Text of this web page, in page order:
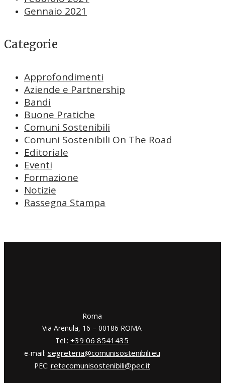
Gennaio 2021
Categorie
Approfondimenti
Aziende e Partnership
Bandi
Buone Pratiche
Comuni Sostenibili
Comuni Sostenibili On The Road
Editoriale
Eventi
Formazione
Notizie
Rassegna Stampa
​​Roma
Via Arenula, 16 – 00186 ROMA
Tel.: +39 06 8541435
e-mail: segreteria@comunisostenibili.eu
PEC: retecomunisostenibili@pec.it